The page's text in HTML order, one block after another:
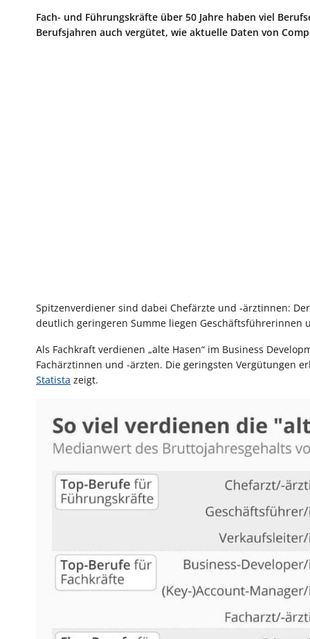
Fach- und Führungskräfte über 50 Jahre haben viel
Berufsjahren auch vergütet, wie aktuelle Daten von
Spitzenverdiener sind dabei Chefärzte und -ärztinnen:
deutlich geringeren Summe liegen Geschäftsführerinnen
Als Fachkraft verdienen „alte Hasen“ im Business
Fachärztinnen und -ärzten. Die geringsten Vergütungen
Statista zeigt.